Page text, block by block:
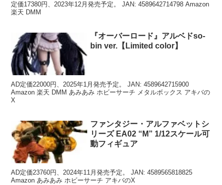
定価17380円、2023年12月発売予定。 JAN: 4589642714798 Amazon
楽天 DMM
『オーバーロード』アルベドso-
bin ver.【Limited color】
AD定価22000円、2025年1月発売予定。 JAN: 4589642715900
Amazon 楽天 DMM あみあみ ホビーサーチ メタルボックス アキバの
X
ファンタジー・アルファベットシ
リーズ EA02 “M” 1/12スケール可
動フィギュア
AD定価23760円、2024年11月発売予定。 JAN: 4589565818825
Amazon あみあみ ホビーサーチ アキバのX